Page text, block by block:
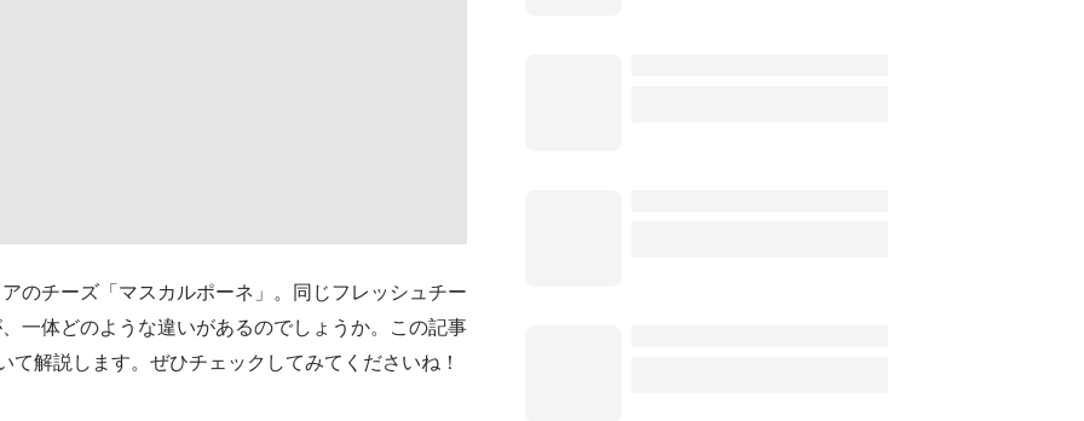
のチーズ「マスカルポーネ」。同じフレッシュチー
一体どのような違いがあるのでしょうか。この記事
解説します。ぜひチェックしてみてくださいね！